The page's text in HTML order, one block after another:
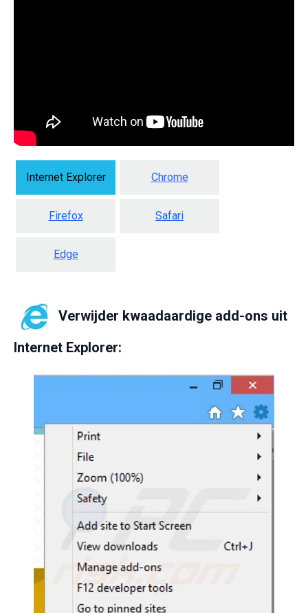
Internet Explorer Chrome
Firefox Safari
Edge
Verwijder kwaadaardige add-ons uit
Internet Explorer: